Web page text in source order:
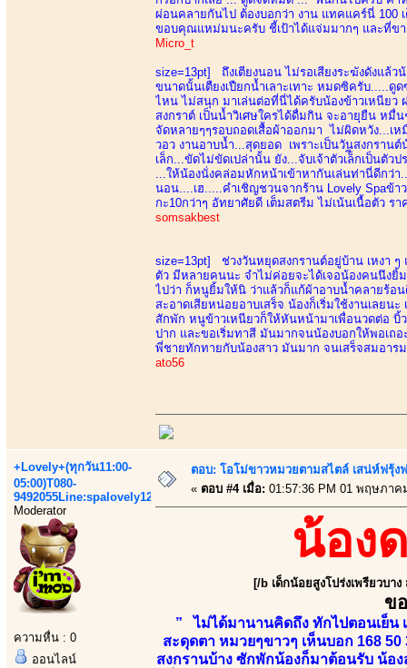
ผ่อนคลายกันไป ต้องบอกว่า งาน แทคแคร์นี่ 100
ขอบคุณแหม่มนะครับ ชี้เป้าได้แจ่มมากๆ และที่ข
Micro_t
size=13pt] ถึงเตียงนอน ไม่รอเสียงระฆังดังแล้
ขนาดนั้นเตืยงเปืยกน้ำเลาะเทาะ หมดซิครับ.....ดู
ไหน ไม่สนุก มาเล่นต่อที่นี่ได้ครับน้องข้าวเหนียว
สงกราต์ เป็นน้ำวิเศษใครได้ดื่มกิน จะอายุยืน ห
จัดหลายๆๆรอบถอดเสื้อผ้าออกมา ไม่ผิดหวัง...เ
วอว งานอาบน้ำ...สุดยอด เพราะเป็นวันสงกราน
เล็ก...ขัดไม่ขัดเปล่านั้น ยัง...จับเจ้าตัวเล็ีกเป็นตั
...ให้น้องนั่งคล่อมหักหน้าเข้าหากันเล่นท่านี่ดีกว่
นอน....เฮ.....คำเชิญชวนจากร้าน Lovely Spaข้า
กะ10กว่าๆ อัทยาศัยดี เต็มสตรีม ไม่เน้นเนื้อตัว รา
somsakbest
size=13pt] ช่วงวันหยุดสงกรานต์อยู่บ้าน เหงา ๆ
ตัว มีหลายคนนะ จำไม่ค่อยจะได้เจอน้องคนนึงยิ้
ไปว่า ก็หนูยิ้มให้นิ ว่าแล้วก็แก้ผ้าอาบน้ำคลายร้อ
สะอาดเสียหน่อยอาบเสร็จ น้องก็เริ่มใช้งานเลย
สักพัก หนูข้าวเหนียวก็ให้หันหน้ามาเพื่อนวดต่อ บิ้
ปาก และขอเริ่มทาสี มันมากจนน้องบอกให้พอเถ
พี่ชายทักทายกับน้องสาว มันมาก จนเสร็จสมอาร
ato56
+Lovely+(ทุกวัน11:00-
05:00)T080-
9492055Line:spalovely123
Moderator
ความหื่น : 0
ออนไลน์
ตอบ: โอโม่ขาวหมวยตามสไตล์ เสน่ห์ฟรุ้ง
« ตอบ #4 เมื่อ: 01:57:36 PM 01 พฤษภาค
น้อง
[/b เด็กน้อยสูงโปร่งเพรียวบ
ข
” ไม่ได้มานานคิดถึง ทักไปตอนเย็น
สะดุดตา หมวยๆขาวๆ เห็นบอก 168
สงกรานบ้าง ซักพักน้องก็มาต้อนรับ น้อ